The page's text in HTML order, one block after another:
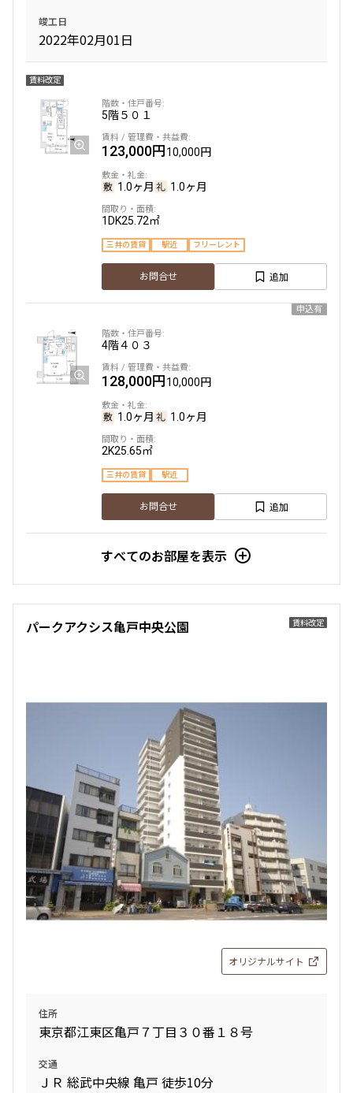
竣工日
2022年02月01日
賃料改定
5階５０１
123,000円10,000円
1.0ヶ月 1.0ヶ月
1DK25.72㎡
三井の賃貸 駅近 フリーレント
お問合せ 追加
申込有
4階４０３
128,000円10,000円
1.0ヶ月 1.0ヶ月
2K25.65㎡
三井の賃貸 駅近
お問合せ 追加
すべてのお部屋を表示
賃料改定
パークアクシス亀戸中央公園
オリジナルサイト
住所
東京都江東区亀戸７丁目３０番１８号
交通
ＪＲ 総武中央線 亀戸 徒歩10分